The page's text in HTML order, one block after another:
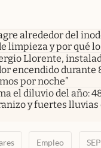
alrededor del
limpieza y por qué
Llorente,
encendido durante
por noche”
el diluvio del año:
y fuertes lluvias
Empleo